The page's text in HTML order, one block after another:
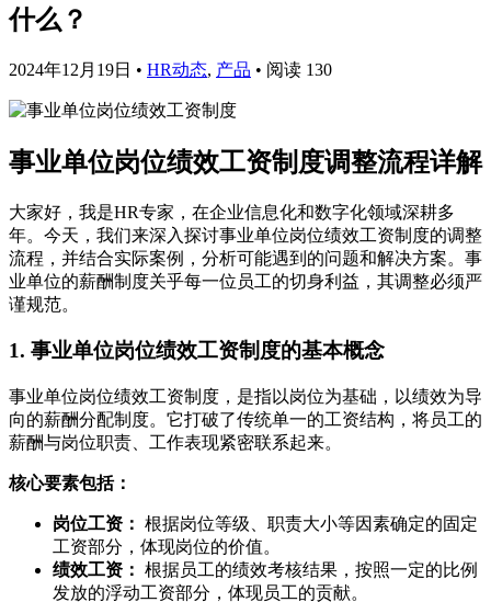
什么？
2024年12月19日 • HR动态, 产品 • 阅读 130
事业单位岗位绩效工资制度调整流程详解
大家好，我是HR专家，在企业信息化和数字化领域深耕多
年。今天，我们来深入探讨事业单位岗位绩效工资制度的调整
流程，并结合实际案例，分析可能遇到的问题和解决方案。事
业单位的薪酬制度关乎每一位员工的切身利益，其调整必须严
谨规范。
1. 事业单位岗位绩效工资制度的基本概念
事业单位岗位绩效工资制度，是指以岗位为基础，以绩效为导
向的薪酬分配制度。它打破了传统单一的工资结构，将员工的
薪酬与岗位职责、工作表现紧密联系起来。
核心要素包括：
岗位工资： 根据岗位等级、职责大小等因素确定的固定
工资部分，体现岗位的价值。
绩效工资： 根据员工的绩效考核结果，按照一定的比例
发放的浮动工资部分，体现员工的贡献。